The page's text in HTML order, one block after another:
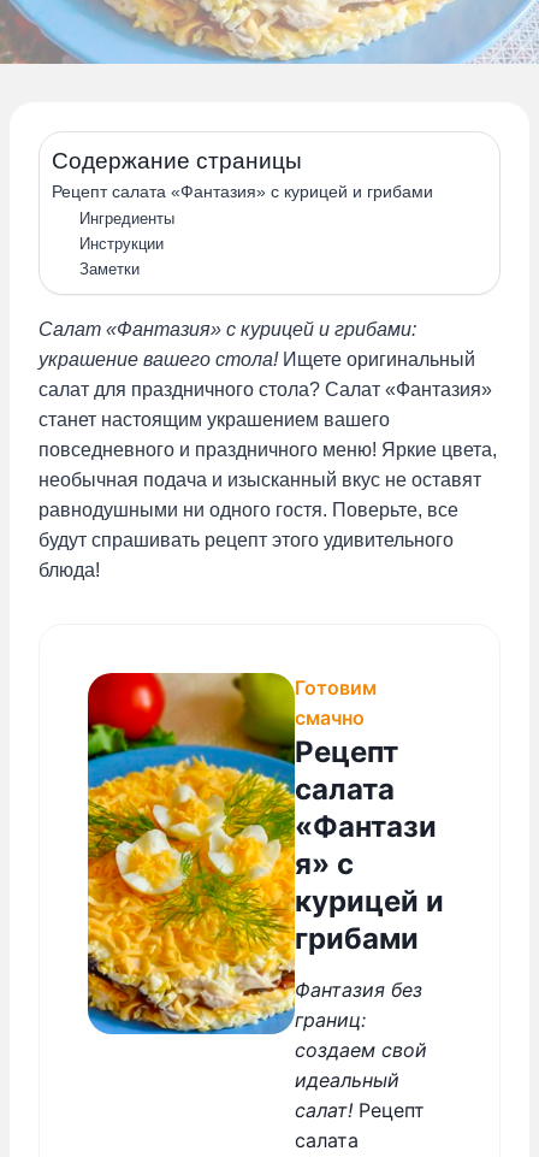
Содержание страницы
Рецепт салата «Фантазия» с курицей и грибами
Ингредиенты
Инструкции
Заметки
Салат «Фантазия» с курицей и грибами:
украшение вашего стола!Ищете оригинальный
салат для праздничного стола? Салат «Фантазия»
станет настоящим украшением вашего
повседневного и праздничного меню! Яркие цвета,
необычная подача и изысканный вкус не оставят
равнодушными ни одного гостя. Поверьте, все
будут спрашивать рецепт этого удивительного
блюда!
Готовим
смачно
Рецепт
салата
«Фантази
я» с
курицей и
грибами
Фантазия без
границ:
создаем свой
идеальный
салат! Рецепт
салата